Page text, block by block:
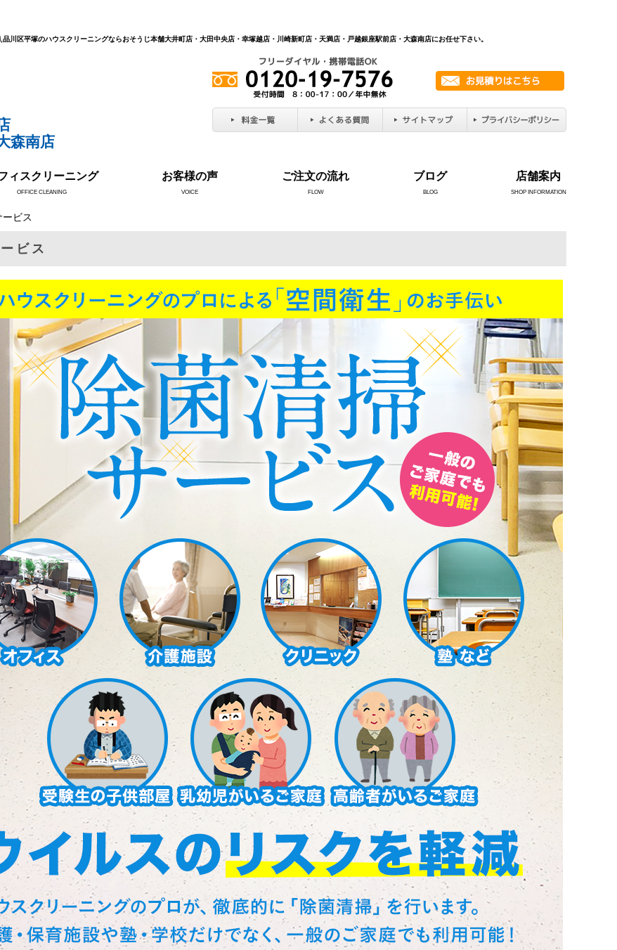
区平塚のハウスクリーニングならおそうじ本舗大井町店・大田中央店・幸塚越店・川崎新町店・天満店・戸越銀座駅前店・大森南店にお任せ下さい。
森南店
ィスクリーニング
OFFICE CLEANING
お客様の声
VOICE
ご注文の流れ
FLOW
ブログ
BLOG
店舗案内
SHOP INFORMATION
ビス
ビス